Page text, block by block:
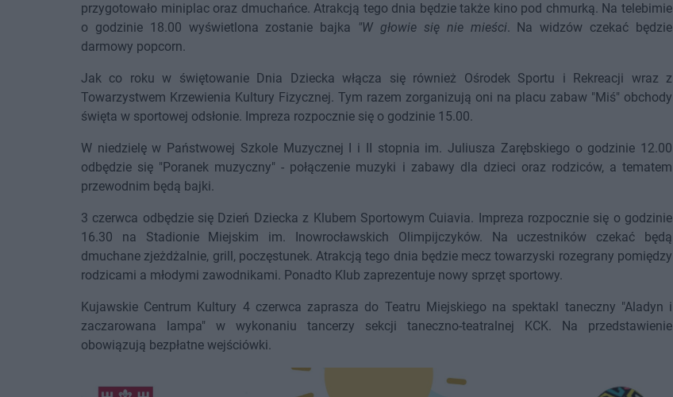
przygotowało miniplac oraz dmuchańce. Atrakcją tego dnia będzie także kino pod chmurką. Na telebimie
o godzinie 18.00 wyświetlona zostanie bajka "W głowie się nie mieści. Na widzów czekać będzie
darmowy popcorn.
Jak co roku w świętowanie Dnia Dziecka włącza się również Ośrodek Sportu i Rekreacji wraz z
Towarzystwem Krzewienia Kultury Fizycznej. Tym razem zorganizują oni na placu zabaw "Miś" obchody
święta w sportowej odsłonie. Impreza rozpocznie się o godzinie 15.00.
W niedzielę w Państwowej Szkole Muzycznej I i II stopnia im. Juliusza Zarębskiego o godzinie 12.00
odbędzie się "Poranek muzyczny" - połączenie muzyki i zabawy dla dzieci oraz rodziców, a tematem
przewodnim będą bajki.
3 czerwca odbędzie się Dzień Dziecka z Klubem Sportowym Cuiavia. Impreza rozpocznie się o godzinie
16.30 na Stadionie Miejskim im. Inowrocławskich Olimpijczyków. Na uczestników czekać będą
dmuchane zjeżdżalnie, grill, poczęstunek. Atrakcją tego dnia będzie mecz towarzyski rozegrany pomiędzy
rodzicami a młodymi zawodnikami. Ponadto Klub zaprezentuje nowy sprzęt sportowy.
Kujawskie Centrum Kultury 4 czerwca zaprasza do Teatru Miejskiego na spektakl taneczny "Aladyn i
zaczarowana lampa" w wykonaniu tancerzy sekcji taneczno-teatralnej KCK. Na przedstawienie
obowiązują bezpłatne wejściówki.